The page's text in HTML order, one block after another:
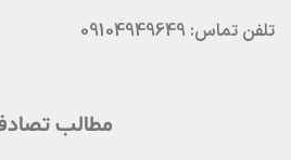
تلفن تماس: 09104949649
مطالب